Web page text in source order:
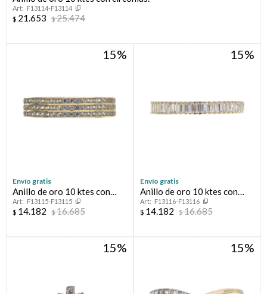
F13114-F13114
$ 21.653 $25.474
15
Envío gratis
Anillo de oro 10 ktes con
circonias, MEDIO SIN FIN.
F13115-F13115
$ 14.182 $16.685
15
Envío gratis
Anillo de oro 10 ktes con
circonias, MEDIO SIN FIN.
F13116-F13116
$ 14.182 $16.685
15 15
Compromiso